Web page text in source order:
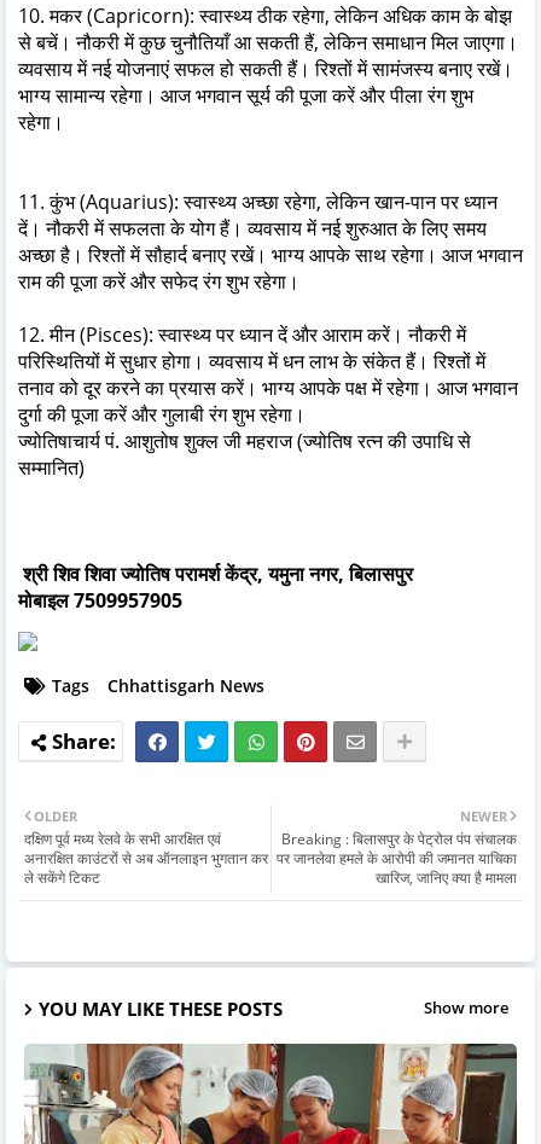
10. मकर (Capricorn): स्वास्थ्य ठीक रहेगा, लेकिन अधिक काम के बोझ
से बचें। नौकरी में कुछ चुनौतियाँ आ सकती हैं, लेकिन समाधान मिल जाएगा।
व्यवसाय में नई योजनाएं सफल हो सकती हैं। रिश्तों में सामंजस्य बनाए रखें।
भाग्य सामान्य रहेगा। आज भगवान सूर्य की पूजा करें और पीला रंग शुभ
रहेगा।
11. कुंभ (Aquarius): स्वास्थ्य अच्छा रहेगा, लेकिन खान-पान पर ध्यान
दें। नौकरी में सफलता के योग हैं। व्यवसाय में नई शुरुआत के लिए समय
अच्छा है। रिश्तों में सौहार्द बनाए रखें। भाग्य आपके साथ रहेगा। आज भगवान
राम की पूजा करें और सफेद रंग शुभ रहेगा।
12. मीन (Pisces): स्वास्थ्य पर ध्यान दें और आराम करें। नौकरी में
परिस्थितियों में सुधार होगा। व्यवसाय में धन लाभ के संकेत हैं। रिश्तों में
तनाव को दूर करने का प्रयास करें। भाग्य आपके पक्ष में रहेगा। आज भगवान
दुर्गा की पूजा करें और गुलाबी रंग शुभ रहेगा।
ज्योतिषाचार्य पं. आशुतोष शुक्ल जी महराज (ज्योतिष रत्न की उपाधि से
सम्मानित)
श्री शिव शिवा ज्योतिष परामर्श केंद्र, यमुना नगर, बिलासपुर
मोबाइल 7509957905
Tags Chhattisgarh News
NEWER
Breaking : बिलासपुर के पेट्रोल पंप संचालक
पर जानलेवा हमले के आरोपी की जमानत याचिका
खारिज, जानिए क्या है मामला
OLDER
दक्षिण पूर्व मध्य रेलवे के सभी आरक्षित एवं
अनारक्षित काउंटरों से अब ऑनलाइन भुगतान कर
ले सकेंगे टिकट
YOU MAY LIKE THESE POSTS Show more